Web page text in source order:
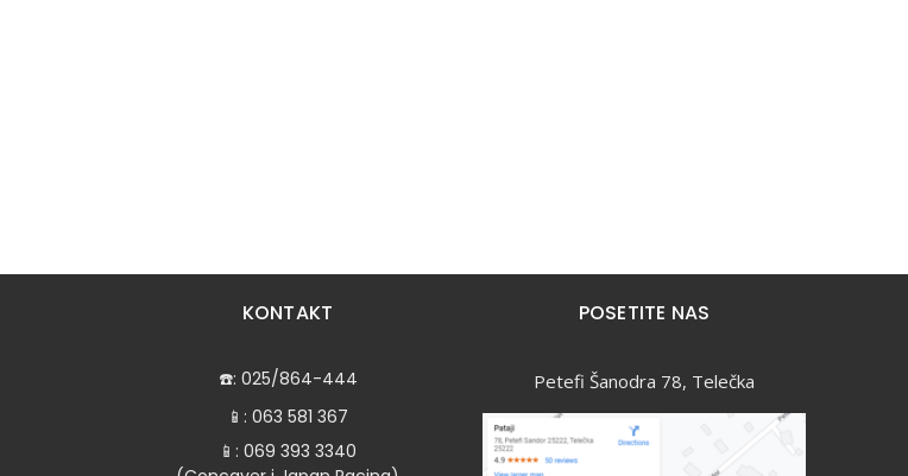
KONTAKT
☎️: 025/864-444
📱: 063 581 367
📱: 069 393 3340
POSETITE NAS
Petefi Šanodra 78, Telečka